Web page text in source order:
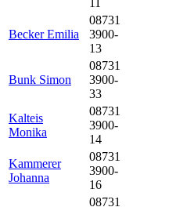
Becker Emilia
08731
3900-
13
Bunk Simon
08731
3900-
33
Kalteis
Monika
08731
3900-
14
Kammerer
Johanna
08731
3900-
16
08731